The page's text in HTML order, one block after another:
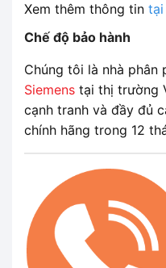
Xem thêm thông tin
Chế độ bảo hành
Chúng tôi là nhà
Siemens tại thị trường
cạnh tranh và đầy đủ
chính hãng trong 12